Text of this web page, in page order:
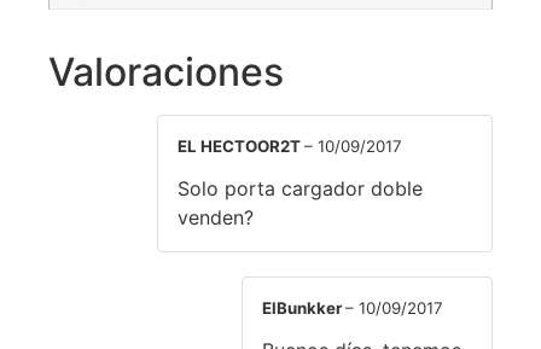
Valoraciones
EL HECTOOR2T– 10/09/2017
Solo porta cargador doble
venden?
ElBunkker– 10/09/2017